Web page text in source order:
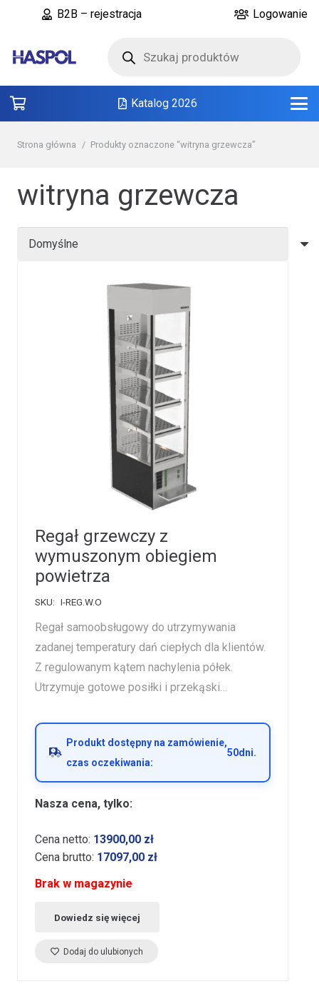
B2B – rejestracja Logowanie
produktów
Katalog 2026
Strona główna / Produkty oznaczone “witryna grzewcza”
witryna grzewcza
Regał grzewczy z
wymuszonym obiegiem
powietrza
SKU: I-REG.W.O
Regał samoobsługowy do utrzymywania
zadanej temperatury dań ciepłych dla klientów.
Z regulowanym kątem nachylenia półek.
Utrzymuje gotowe posiłki i przekąski…
Produkt dostępny na zamówienie,
czas oczekiwania:
50dni.
Nasza cena, tylko:
Cena netto: 13900,00 zł
Cena brutto: 17097,00 zł
Brak w magazynie
Dowiedz się więcej
Dodaj do ulubionych